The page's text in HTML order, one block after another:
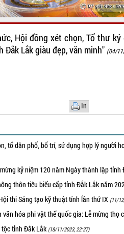
Hội đồng xét chọn, Tổ thư
Lắk giàu đẹp, văn minh" (04/
In
tổ dân phố, bố trí, sử dụng hợp lý người
kỷ niệm 120 năm Ngày thành lập tỉnh
thôn tiêu biểu cấp tỉnh Đắk Lắk năm
thi Sáng tạo kỹ thuật tỉnh lần thứ IX (11/
hóa phi vật thể quốc gia: Lễ mừng thọ
tộc tỉnh Đắk Lắk (18/11/2023, 22:27)